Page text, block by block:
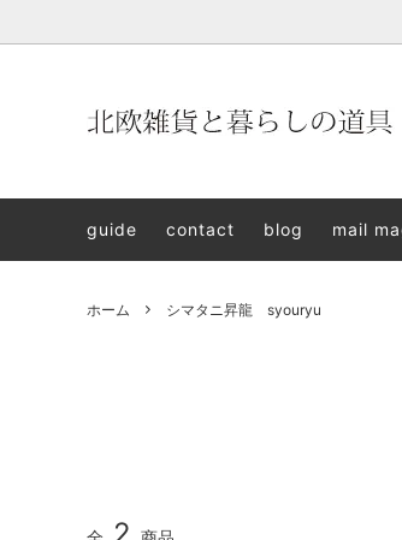
北欧雑貨と暮らしの道具lotta 神戸にある北欧雑貨
アクセサリー
STAVANGERFLINT
雅峰窯
guide
contact blog mail
ホーム シマタニ昇龍 syouryu